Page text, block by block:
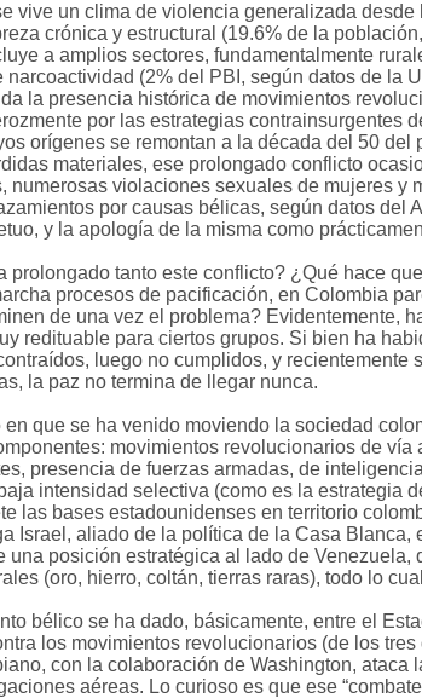
vive un clima de violencia generalizada
crónica y estructural (19.6% de la
a amplios sectores, fundamentalmente
narcoactividad (2% del PBI, según datos de la
la presencia histórica de movimientos
por las estrategias contrainsurgentes
orígenes se remontan a la década del 50
materiales, ese prolongado conflicto
numerosas violaciones sexuales de mujeres y
por causas bélicas, según datos
y la apología de la misma como
prolongado tanto este conflicto? ¿Qué hace
procesos de pacificación, en Colombia
de una vez el problema? Evidentemente,
redituable para ciertos grupos. Si bien ha
luego no cumplidos, y
la paz no termina de llegar nunca.
en que se ha venido moviendo la sociedad
movimientos revolucionarios de
presencia de fuerzas armadas, de
intensidad selectiva (como es la estrategia
las bases estadounidenses en territorio
Israel, aliado de la política de la Casa
una posición estratégica al lado de
(oro, hierro, coltán, tierras raras), todo lo
bélico se ha dado, básicamente, entre el
los movimientos revolucionarios (de los
con la colaboración de Washington,
aéreas. Lo curioso es que ese